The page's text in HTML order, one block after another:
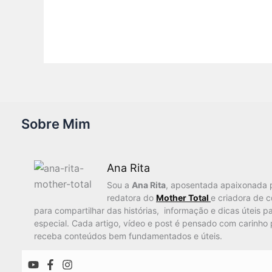
Sobre Mim
Ana Rita
Sou a Ana Rita, aposentada apaixonada
redatora do Mother Total e criadora de
para compartilhar das histórias, informação e dicas úteis
especial. Cada artigo, vídeo e post é pensado com
receba conteúdos bem fundamentados e úteis.